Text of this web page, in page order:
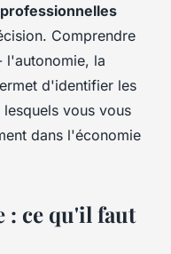
Comprendre
l'autonomie, la
d'identifier les
vous vous
dans l'économie
: ce qu'il faut